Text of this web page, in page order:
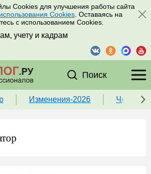
Cookies для улучшения работы сайта
Cookies . Оставаясь на
с использованием Cookies.
учету и кадрам
Поиск
Изменения-2026 Чек-